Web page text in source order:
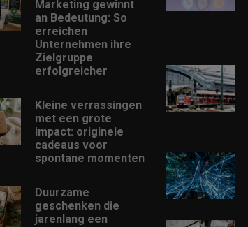
Marketing gewinnt
an Bedeutung: So
erreichen
Unternehmen ihre
Zielgruppe
erfolgreicher
Kleine verrassingen
met een grote
impact: originele
cadeaus voor
spontane momenten
Duurzame
geschenken die
jarenlang een